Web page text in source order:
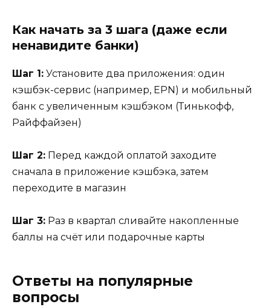
Как начать за 3 шага (даже если
ненавидите банки)
Шаг 1: Установите два приложения: один
кэшбэк-сервис (например, EPN) и мобильный
банк с увеличенным кэшбэком (Тинькофф,
Райффайзен)
Шаг 2: Перед каждой оплатой заходите
сначала в приложение кэшбэка, затем
переходите в магазин
Шаг 3: Раз в квартал сливайте накопленные
баллы на счёт или подарочные карты
Ответы на популярные
вопросы